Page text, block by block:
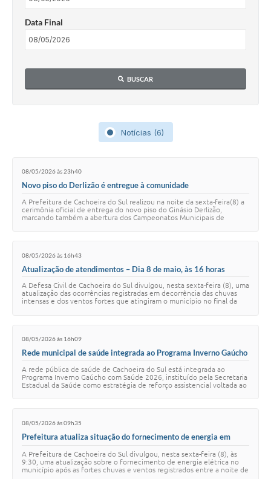
Audiências Públicas
Gabinetes e Secretarias
Serviços Online
Notícias
Contato
Data Final
BUSCAR
Notícias (6)
08/05/2026 às 23h40
Novo piso do Derlizão é entregue à comunidade
A Prefeitura de Cachoeira do Sul realizou na noite da sexta-feira(8) a
cerimônia oficial de entrega do novo piso do Ginásio Derlizão,
marcando também a abertura dos Campeonatos Municipais de
08/05/2026 às 16h43
Atualização de atendimentos – Dia 8 de maio, às 16 horas
A Defesa Civil de Cachoeira do Sul divulgou, nesta sexta-feira (8), uma
atualização das ocorrências registradas em decorrência das chuvas
intensas e dos ventos fortes que atingiram o município no final da
08/05/2026 às 16h09
Rede municipal de saúde integrada ao Programa Inverno Gaúcho
A rede pública de saúde de Cachoeira do Sul está integrada ao
Programa Inverno Gaúcho com Saúde 2026, instituído pela Secretaria
Estadual da Saúde como estratégia de reforço assistencial voltada ao
08/05/2026 às 09h35
Prefeitura atualiza situação do fornecimento de energia em
A Prefeitura de Cachoeira do Sul divulgou, nesta sexta-feira (8), às
9:30, uma atualização sobre o fornecimento de energia elétrica no
município após as fortes chuvas e ventos registrados entre a noite de